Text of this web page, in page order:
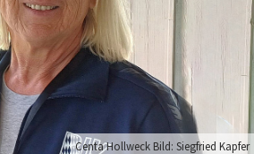
Centa Hollweck Bild: Siegfried Kapfer